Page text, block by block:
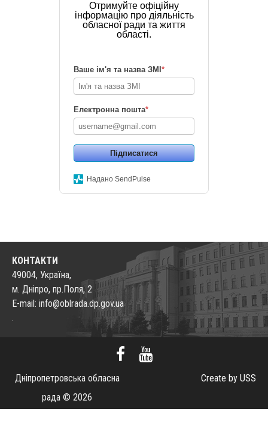
Отримуйте офіційну
інформацію про діяльність
обласної ради та життя
області.
Ваше ім'я та назва ЗМІ *
Електронна пошта*
Підписатися
Надано SendPulse
КОНТАКТИ
49004, Україна,
м. Дніпро, пр.Поля, 2
E-mail: info@oblrada.dp.gov.ua
.
Дніпропетровська обласна
рада © 2026
Create by USS